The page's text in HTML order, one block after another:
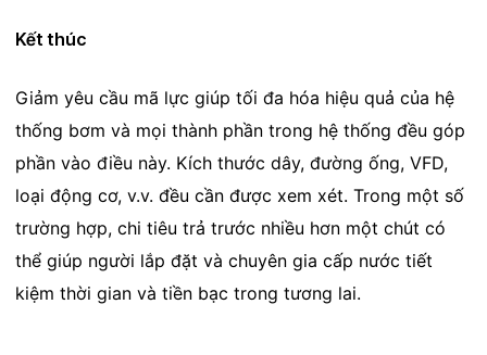
Kết thúc
Giảm yêu cầu mã lực giúp tối đa hóa hiệu quả của hệ
thống bơm và mọi thành phần trong hệ thống đều góp
phần vào điều này. Kích thước dây, đường ống, VFD,
loại động cơ, v.v. đều cần được xem xét. Trong một số
trường hợp, chi tiêu trả trước nhiều hơn một chút có
thể giúp người lắp đặt và chuyên gia cấp nước tiết
kiệm thời gian và tiền bạc trong tương lai.